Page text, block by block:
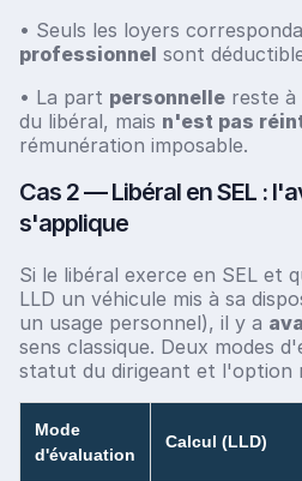
• Seuls les loyers
professionnel sont
• La part personnelle reste à
du libéral, mais n'est pas
rémunération imposable.
Cas 2 — Libéral en SEL :
s'applique
Si le libéral exerce en SEL et
LLD un véhicule mis à sa
un usage personnel), il y a
sens classique. Deux modes
statut du dirigeant et l'option
Mode
d'évaluation
Calcul (LLD)